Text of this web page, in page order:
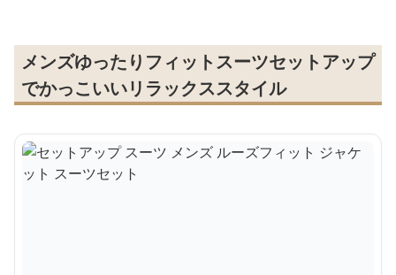
メンズゆったりフィットスーツセットアップ
でかっこいいリラックススタイル